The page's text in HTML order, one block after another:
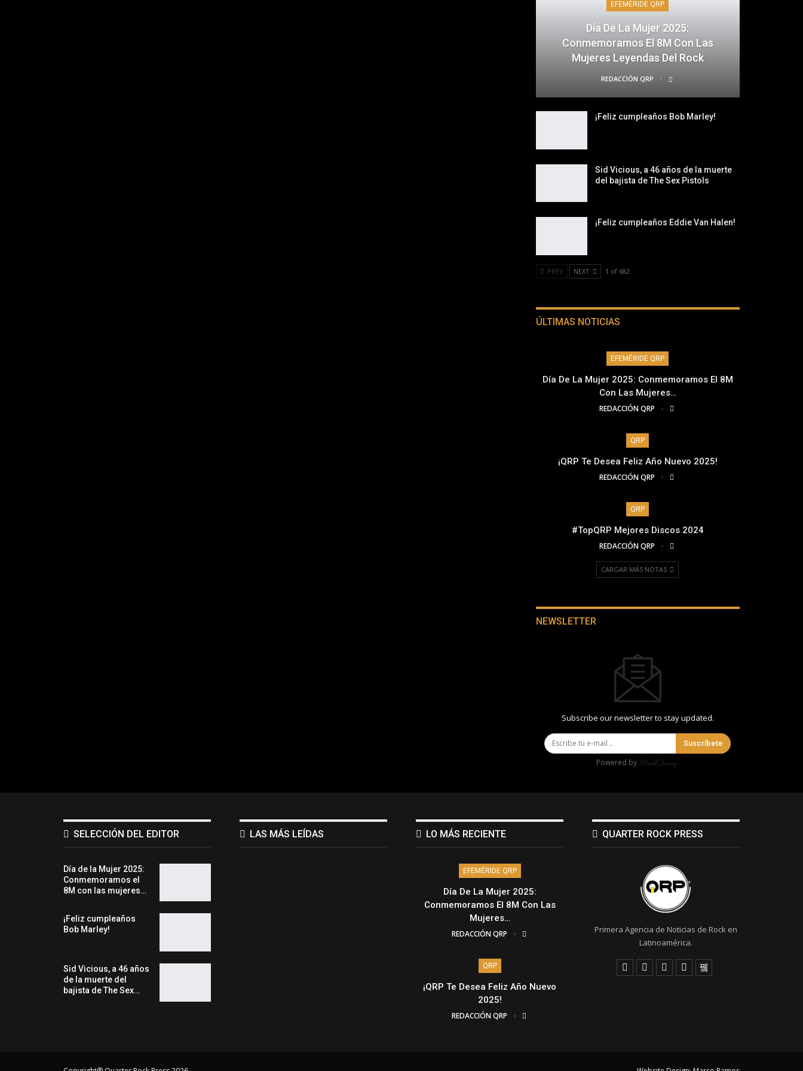
EFEMÉRIDE QRP
Día De La Mujer 2025:
Conmemoramos El 8M Con Las
Mujeres Leyendas Del Rock
REDACCIÓN QRP
¡Feliz cumpleaños Bob Marley!
Sid Vicious, a 46 años de la muerte
del bajista de The Sex Pistols
¡Feliz cumpleaños Eddie Van Halen!
PREV NEXT 1 of 682
ÚLTIMAS NOTICIAS
EFEMÉRIDE QRP
Día De La Mujer 2025: Conmemoramos El 8M
Con Las Mujeres…
REDACCIÓN QRP
QRP
¡QRP Te Desea Feliz Año Nuevo 2025!
REDACCIÓN QRP
QRP
#TopQRP Mejores Discos 2024
REDACCIÓN QRP
CARGAR MÁS NOTAS
NEWSLETTER
Subscribe our newsletter to stay updated.
Suscríbete
Powered by
SELECCIÓN DEL EDITOR
Día de la Mujer 2025:
Conmemoramos el
8M con las mujeres…
¡Feliz cumpleaños
Bob Marley!
Sid Vicious, a 46 años
de la muerte del
bajista de The Sex…
LAS MÁS LEÍDAS LO MÁS RECIENTE
EFEMÉRIDE QRP
Día De La Mujer 2025:
Conmemoramos El 8M Con Las
Mujeres…
REDACCIÓN QRP
QRP
¡QRP Te Desea Feliz Año Nuevo
2025!
REDACCIÓN QRP
QUARTER ROCK PRESS
Primera Agencia de Noticias de Rock en
Latinoamérica.